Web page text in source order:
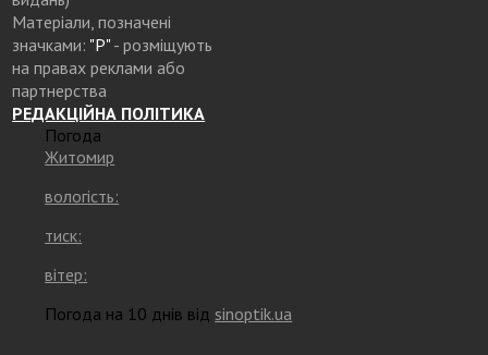
Матеріали, позначені
значками: "Р"- розміщують
на правах реклами або
партнерства
РЕДАКЦІЙНА ПОЛІТИКА
Погода
Житомир
вологість:
тиск:
вітер:
Погода на 10 днів від sinoptik.ua